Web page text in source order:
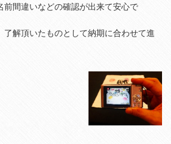
前間違いなどの確認が出来て安心で
解頂いたものとして納期に合わせて進